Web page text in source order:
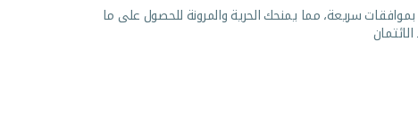
بموافقات سريعة، مما يمنحك الحرية والمرونة للحصول على ما